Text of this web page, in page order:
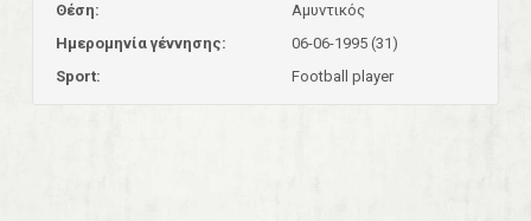
Θέση:
Αμυντικός
Ημερομηνία γέννησης:
06-06-1995 (31)
Sport:
Football player